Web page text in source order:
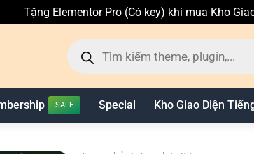
Tặng Elementor Pro (Có key) khi mua Kho
Tìm
kiếm
sản
phẩm
Special Kho Giao Diện